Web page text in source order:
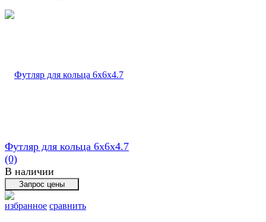
избранное сравнить
Футляр для кольца 6х6х4.7
(0)
В наличии